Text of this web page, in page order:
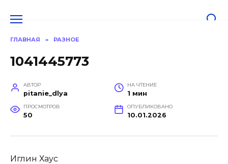
ГЛАВНАЯ » РАЗНОЕ
1041445773
АВТОР
pitanie_dlya
НА ЧТЕНИЕ
1 мин
ПРОСМОТРОВ
50
ОПУБЛИКОВАНО
10.01.2026
Иглин Хаус